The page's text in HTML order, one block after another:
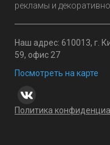
рекламы и
Наш адрес: 610013, г.
59, офис 27
Посмотреть на карте
Политика